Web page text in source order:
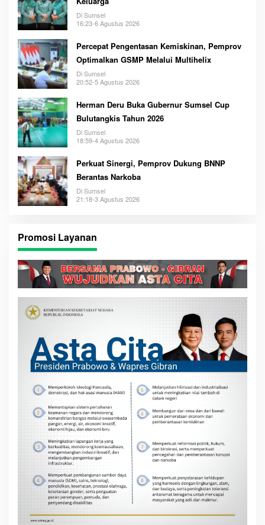
Di Sumsel
16:23-6 Agustus 2026
Percepat Pengentasan Kemiskinan, Pemprov
Optimalkan GSMP Melalui Multihelix
Di Sumsel
20:52-5 Agustus 2026
Herman Deru Buka Gubernur Sumsel Cup
Bulutangkis Tahun 2026
Di Sumsel
18:59-4 Agustus 2026
Perkuat Sinergi, Pemprov Dukung BNNP
Berantas Narkoba
Di Sumsel
21:18-3 Agustus 2026
Promosi Layanan